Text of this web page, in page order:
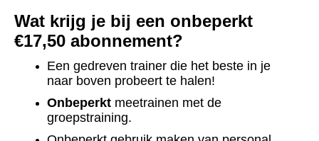
Wat krijg je bij een onbeperkt
€17,50 abonnement?
Een gedreven trainer die het beste in je
naar boven probeert te halen!
Onbeperkt meetrainen met de
groepstraining.